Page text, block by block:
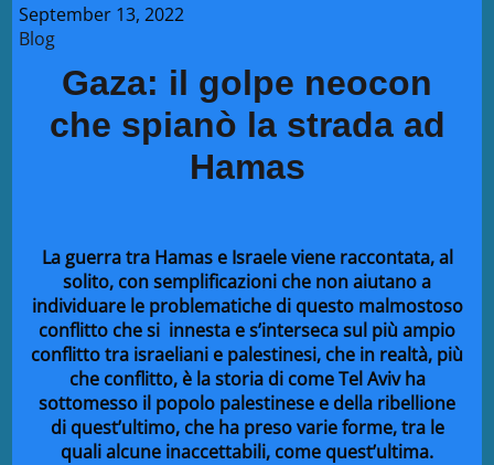
DeclassificatiNC
Turismo Progetti
Projects Missions
September 13, 2022
Blog
Gaza: il golpe neocon
che spianò la strada ad
Hamas
La guerra tra Hamas e Israele viene raccontata, al
solito, con semplificazioni che non aiutano a
individuare le problematiche di questo malmostoso
conflitto che si innesta e s’interseca sul più ampio
conflitto tra israeliani e palestinesi, che in realtà, più
che conflitto, è la storia di come Tel Aviv ha
sottomesso il popolo palestinese e della ribellione
di quest’ultimo, che ha preso varie forme, tra le
quali alcune inaccettabili, come quest’ultima.